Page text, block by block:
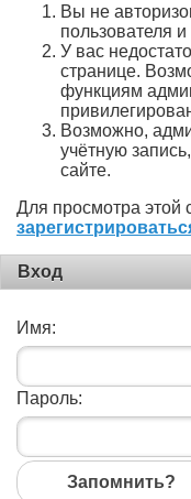
Вы не
пользователя
У вас
странице.
функциям
Возможно,
учётную
сайте.
Для просмотра этой
Вход
Имя:
Пароль:
Запомнить?